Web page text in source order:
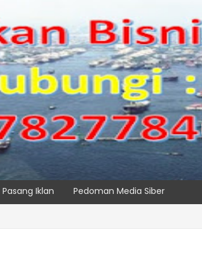
Pasang Iklan Pedoman Media Siber